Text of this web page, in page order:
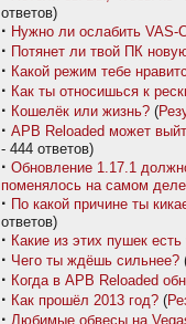
ответов)
· Нужно ли ослабить VAS-
· Потянет ли твой ПК
· Какой режим тебе
· Как ты относишься к
· Кошелёк или жизнь? (
· APB Reloaded может
- 444 ответов)
· Обновление 1.17.1
поменялось на самом
· По какой причине ты
ответов)
· Какие из этих пушек есть
· Чего ты ждёшь сильнее?
· Когда в APB Reloaded
· Как прошёл 2013 год? (
· Любимые обвесы на